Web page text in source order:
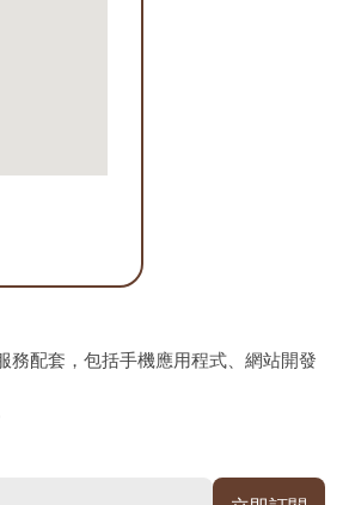
務配套，包括手機應用程式、網站開發